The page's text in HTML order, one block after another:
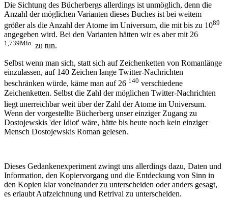
Die Sichtung des Bücherbergs allerdings ist unmöglich, denn die
Anzahl der möglichen Varianten dieses Buches ist bei weitem
größer als die Anzahl der Atome im Universum, die mit bis zu 1089
angegeben wird. Bei den Varianten hätten wir es aber mit 26
1,739Mio. zu tun.
Selbst wenn man sich, statt sich auf Zeichenketten von Romanlänge
einzulassen, auf 140 Zeichen lange Twitter-Nachrichten
beschränken würde, käme man auf 26 140 verschiedene
Zeichenketten. Selbst die Zahl der möglichen Twitter-Nachrichten
liegtunerreichbar weit über der Zahl der Atome im Universum.
Wenn der vorgestellte Bücherberg unser einziger Zugang zu
Dostojewskis 'der Idiot' wäre, hätte bis heute noch kein einziger
Mensch Dostojewskis Roman gelesen.
Dieses Gedankenexperiment zwingt uns allerdings dazu, Daten und
Information, den Kopiervorgang und die Entdeckung von Sinn in
den Kopien klar voneinander zu unterscheiden oder anders gesagt,
es erlaubt Aufzeichnung und Retrival zu unterscheiden.